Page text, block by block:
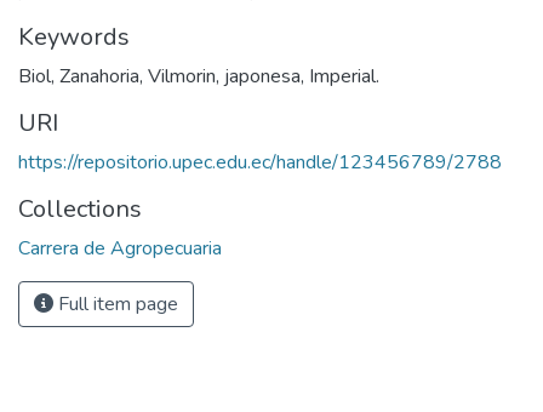
Keywords
Biol, Zanahoria, Vilmorin, japonesa, Imperial.
URI
https://repositorio.upec.edu.ec/handle/123456789/2788
Collections
Carrera de Agropecuaria
Full item page